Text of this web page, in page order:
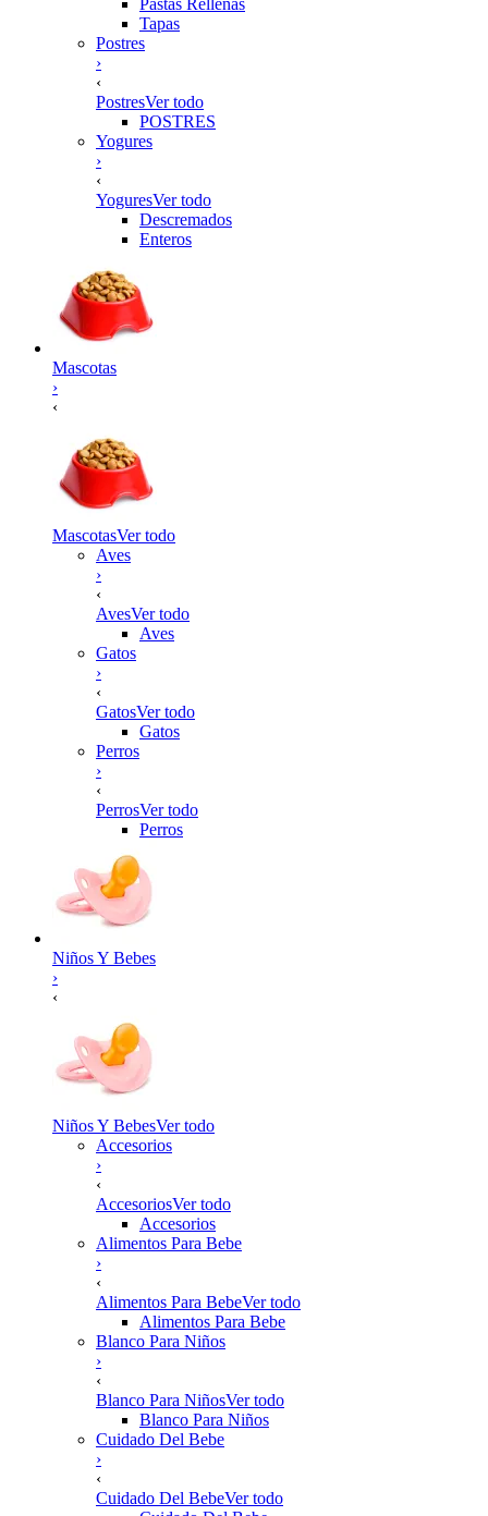
Pastas Rellenas
Tapas
Postres
›
‹
PostresVer todo
POSTRES
Yogures
›
‹
YoguresVer todo
Descremados
Enteros
Mascotas
›
‹
MascotasVer todo
Aves
›
‹
AvesVer todo
Aves
Gatos
›
‹
GatosVer todo
Gatos
Perros
›
‹
PerrosVer todo
Perros
Niños Y Bebes
›
‹
Niños Y BebesVer todo
Accesorios
›
‹
AccesoriosVer todo
Accesorios
Alimentos Para Bebe
›
‹
Alimentos Para BebeVer todo
Alimentos Para Bebe
Blanco Para Niños
›
‹
Blanco Para NiñosVer todo
Blanco Para Niños
Cuidado Del Bebe
›
‹
Cuidado Del BebeVer todo